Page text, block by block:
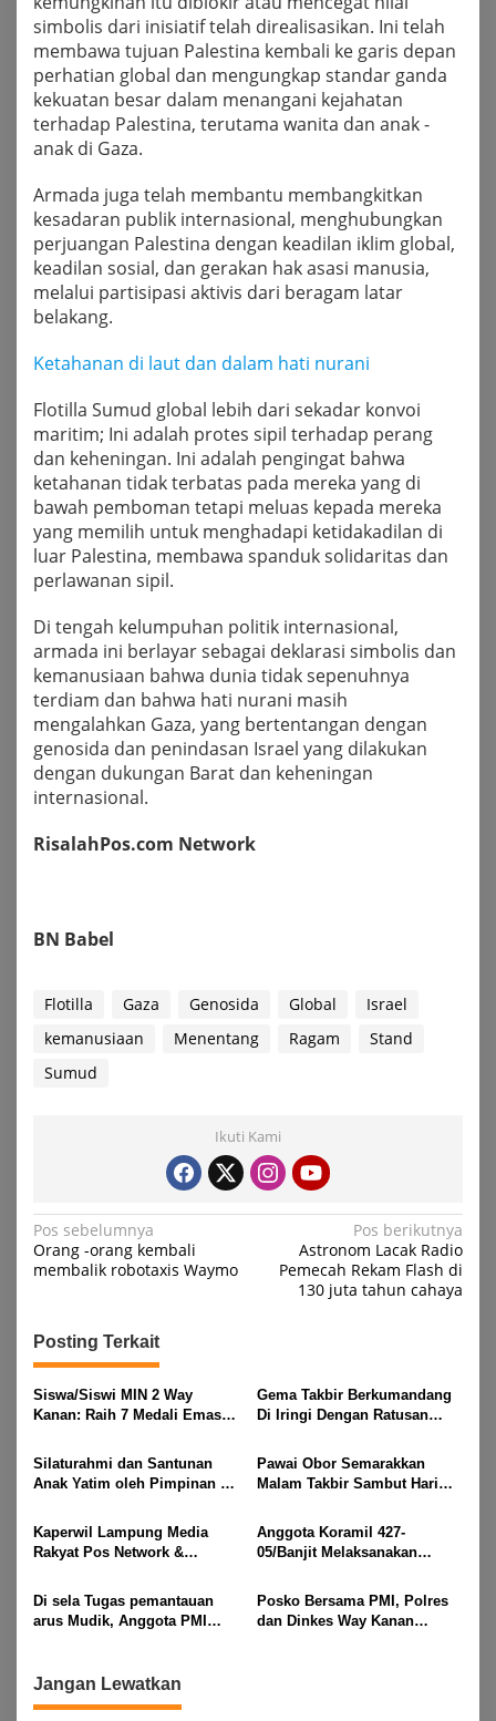
simbolis dari inisiatif telah direalisasikan. Ini telah
membawa tujuan Palestina kembali ke garis depan
perhatian global dan mengungkap standar ganda
kekuatan besar dalam menangani kejahatan
terhadap Palestina, terutama wanita dan anak -
anak di Gaza.
Armada juga telah membantu membangkitkan
kesadaran publik internasional, menghubungkan
perjuangan Palestina dengan keadilan iklim global,
keadilan sosial, dan gerakan hak asasi manusia,
melalui partisipasi aktivis dari beragam latar
belakang.
Ketahanan di laut dan dalam hati nurani
Flotilla Sumud global lebih dari sekadar konvoi
maritim; Ini adalah protes sipil terhadap perang
dan keheningan. Ini adalah pengingat bahwa
ketahanan tidak terbatas pada mereka yang di
bawah pemboman tetapi meluas kepada mereka
yang memilih untuk menghadapi ketidakadilan di
luar Palestina, membawa spanduk solidaritas dan
perlawanan sipil.
Di tengah kelumpuhan politik internasional,
armada ini berlayar sebagai deklarasi simbolis dan
kemanusiaan bahwa dunia tidak sepenuhnya
terdiam dan bahwa hati nurani masih
mengalahkan Gaza, yang bertentangan dengan
genosida dan penindasan Israel yang dilakukan
dengan dukungan Barat dan keheningan
internasional.
RisalahPos.com Network
BN Babel
Flotilla Gaza Genosida Global
Israel
kemanusiaan
Menentang Ragam
Stand
Sumud
Ikuti Kami
Navigasi
pos
Pos sebelumnya
Orang -orang kembali
membalik robotaxis Waymo
Pos berikutnya
Astronom Lacak Radio
Pemecah Rekam Flash di
130 juta tahun cahaya
Posting Terkait
Siswa/Siswi MIN 2 Way
Kanan: Raih 7 Medali Emas
Gubernur Lampung Cup 2
Taekwondo Championship
Gema Takbir Berkumandang
Di Iringi Dengan Ratusan
Rayakan Kemenangan Idul
Fitri 1447 H
Silaturahmi dan Santunan
Anak Yatim oleh Pimpinan PT
Idul Fitri di Way Kanan
Pawai Obor Semarakkan
Malam Takbir Sambut Hari
M, Di Kampung Simpang
Asam, Kecamatan Banjit
Kaperwil Lampung Media
Rakyat Pos Network &
Network,Tergabung Di Forum
DPC KWRI, Way Kanan :
Mengucapkan Selamat Hari
Anggota Koramil 427-
05/Banjit Melaksanakan
ogoh Di Wilayah Bali Sadhar,
Kecamatan Banjit
Di sela Tugas pemantauan
arus Mudik, Anggota PMI
Demi Selamatkan Nyawa
Bocah 7 Tahun
Posko Bersama PMI, Polres
dan Dinkes Way Kanan
Jangan Lewatkan